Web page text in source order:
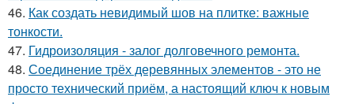
46. Как создать невидимый шов на плитке: важные
тонкости.
47. Гидроизоляция - залог долговечного ремонта.
48. Соединение трёх деревянных элементов - это не
просто технический приём, а настоящий ключ к новым